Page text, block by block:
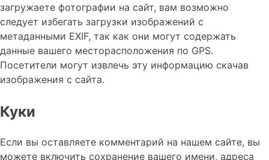
загружаете фотографии на сайт, вам возможно
следует избегать загрузки изображений с
метаданными EXIF, так как они могут содержать
данные вашего месторасположения по GPS.
Посетители могут извлечь эту информацию скачав
изображения с сайта.
Куки
Если вы оставляете комментарий на нашем сайте, вы
можете включить сохранение вашего имени, адреса